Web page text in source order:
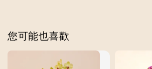
您可能也喜歡